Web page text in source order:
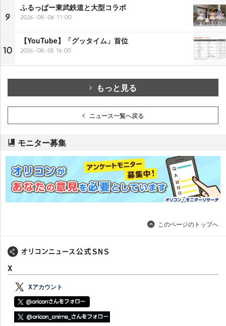
9
ふるっぱー東武鉄道と大型コラボ
2026-08-06 11:00
10
【YouTube】「グッタイム」首位
2026-08-05 16:00
もっと見る
ニュース一覧へ戻る
モニター募集
このページのトップへ
X
Xアカウント